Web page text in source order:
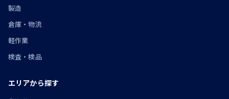
製造
倉庫・物流
軽作業
検査・検品
エリアから探す